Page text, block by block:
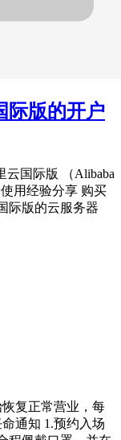
际版的开户
云国际版 （Alibaba
用经验分享 购买
际版的云服务器
复正常营业，每
通知 1.预约入场